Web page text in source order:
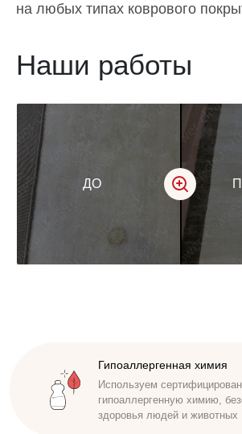
на любых типах коврового
Наши работы
ДО
Доступная стоимость
Удобные способы оплаты.
безналичный расчет.